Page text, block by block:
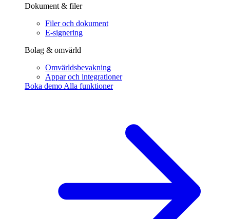
Dokument & filer
Filer och dokument
E-signering
Bolag & omvärld
Omvärldsbevakning
Appar och integrationer
Boka demo Alla funktioner